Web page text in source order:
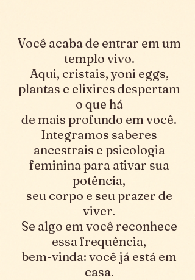
Você acaba de entrar em um
templo vivo.
Aqui, cristais, yoni eggs,
plantas e elixires despertam
o que há
de mais profundo em você.
Integramos saberes
ancestrais e psicologia
feminina para ativar sua
potência,
seu corpo e seu prazer de
viver.
Se algo em você reconhece
essa frequência,
bem-vinda: você já está em
casa.